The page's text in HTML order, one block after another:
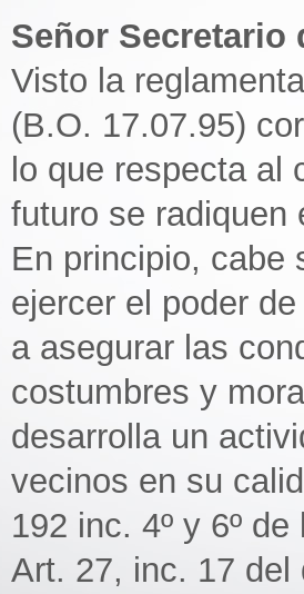
Señor Secretario
Visto la
(B.O. 17.07.95)
lo que respecta al
futuro se radiquen
En principio, cabe
ejercer el poder
a asegurar las
costumbres y
desarrolla un
vecinos en su
192 inc. 4º y 6º
Art. 27, inc. 17 del